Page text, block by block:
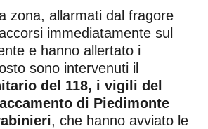
zona, allarmati dal fragore
immediatamente sul
e hanno allertato i
sono intervenuti il
del 118, i vigili del
di Piedimonte
, che hanno avviato le